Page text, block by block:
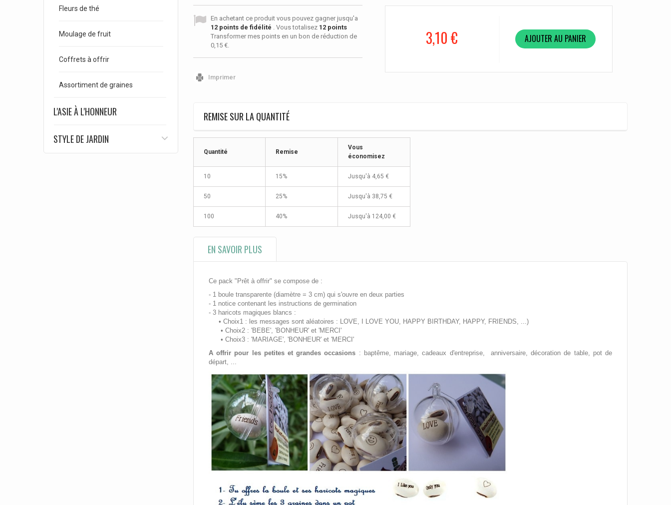
Fleurs de thé
Moulage de fruit
Coffrets à offrir
Assortiment de graines
L'ASIE À L'HONNEUR
STYLE DE JARDIN
En achetant ce produit vous pouvez gagner jusqu'a
12 points de fidélité . Vous totalisez 12 points
Transformer mes points en un bon de réduction de
0,15 €
Imprimer
3,10 € AJOUTER AU PANIER
REMISE SUR LA QUANTITÉ
Quantité Remise
Vous
économisez
10 15% Jusqu'à 4,65 €
50 25% Jusqu'à 38,75 €
100 40% Jusqu'à 124,00 €
EN SAVOIR PLUS
Ce pack "Prêt à offrir" se compose de :
- 1 boule transparente (diamètre = 3 cm) qui s'ouvre en deux parties
- 1 notice contenant les instructions de germination
- 3 haricots magiques blancs :
• Choix1 : les messages sont aléatoires : LOVE, I LOVE YOU, HAPPY BIRTHDAY, HAPPY, FRIENDS, ...)
• Choix2 : 'BEBE', 'BONHEUR' et 'MERCI'
• Choix3 : 'MARIAGE', 'BONHEUR' et 'MERCI'
A offrir pour les petites et grandes occasions : baptême, mariage, cadeaux d'entreprise, anniversaire, décoration de table, pot de
départ, ...